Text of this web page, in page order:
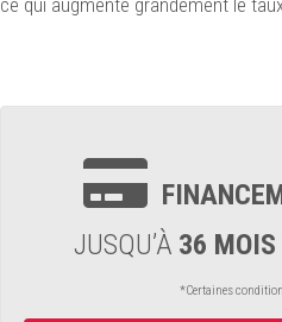
JUSQU’À 36 MOIS
*Certaines
ce qui augmente grandement le